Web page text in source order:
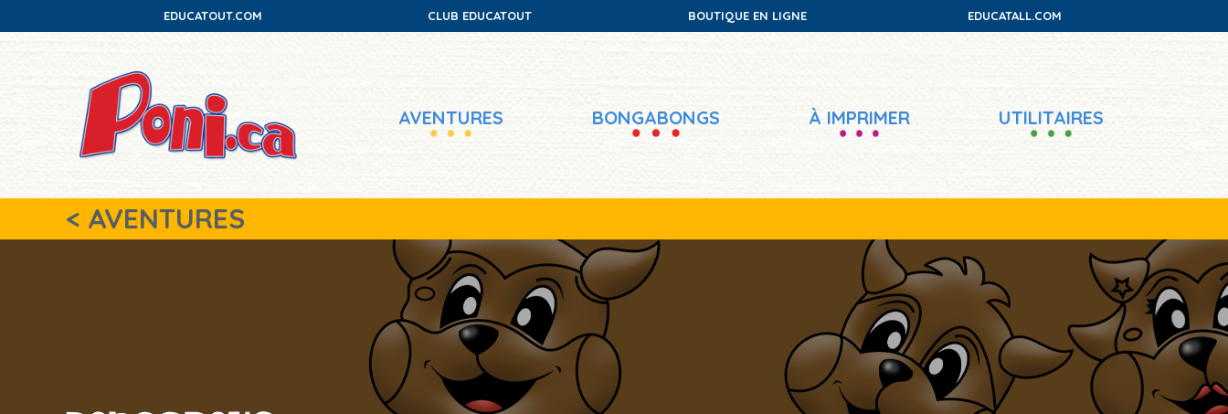
EDUCATOUT.COM CLUB EDUCATOUT BOUTIQUE EN LIGNE EDUCATALL.COM
AVENTURES BONGABONGS À IMPRIMER UTILITAIRES
< AVENTURES